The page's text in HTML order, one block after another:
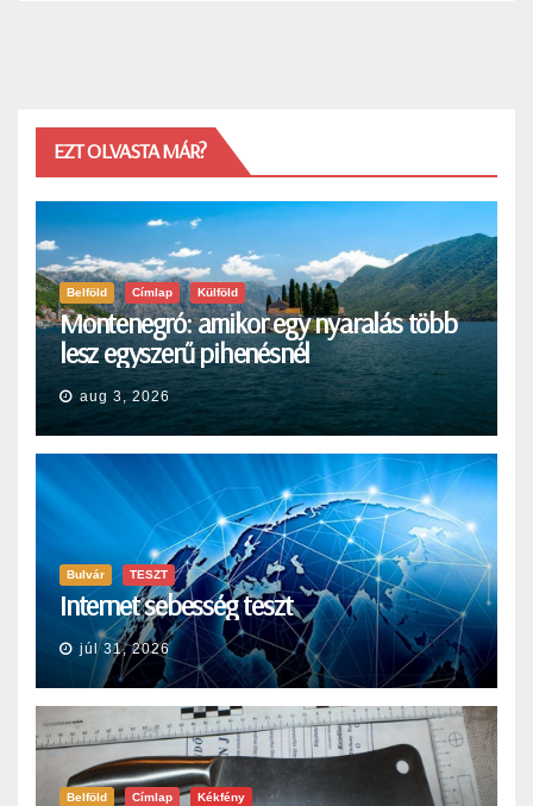
EZT OLVASTA MÁR?
Belföld Címlap Külföld
Montenegró: amikor egy nyaralás több
lesz egyszerű pihenésnél
aug 3, 2026
Bulvár TESZT
Internet sebesség teszt
júl 31, 2026
Belföld Címlap Kékfény